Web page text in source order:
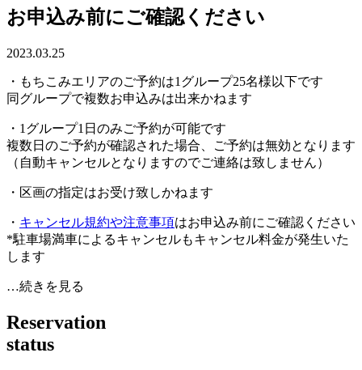
お申込み前にご確認ください
2023.03.25
・もちこみエリアのご予約は1グループ25名様以下です
同グループで複数お申込みは出来かねます
・1グループ1日のみご予約が可能です
複数日のご予約が確認された場合、ご予約は無効となります
（自動キャンセルとなりますのでご連絡は致しません）
・区画の指定はお受け致しかねます
・ キャンセル規約や注意事項はお申込み前にご確認ください
*駐車場満車によるキャンセルもキャンセル料金が発生いた
します
…続きを見る
Reservation
status